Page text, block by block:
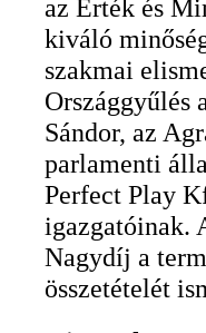
az Érték és
kiváló
szakmai
Országgyűlés
Sándor, az
parlamenti
Perfect Play
igazgatóinak.
Nagydíj a
összetételét